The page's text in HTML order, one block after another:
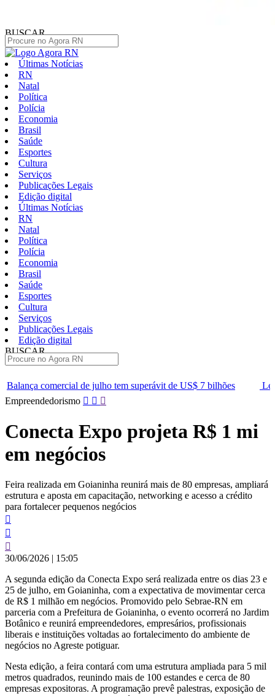
BUSCAR
Últimas Notícias
RN
Natal
Política
Polícia
Economia
Brasil
Saúde
Esportes
Cultura
Serviços
Publicações Legais
Edição digital
Últimas Notícias
RN
Natal
Política
Polícia
Economia
Brasil
Saúde
Esportes
Cultura
Serviços
Publicações Legais
Edição digital
BUSCAR
julho tem superávit de US$ 7 bilhões
Lei que aumenta punição
Pular
para
conteúdo
Empreendedorismo
Conecta Expo projeta R$ 1 mi
em negócios
Feira realizada em Goianinha reunirá mais de 80 empresas, ampliará
estrutura e aposta em capacitação, networking e acesso a crédito
para fortalecer pequenos negócios
30/06/2026 | 15:05
A segunda edição da Conecta Expo será realizada entre os dias 23 e
25 de julho, em Goianinha, com a expectativa de movimentar cerca
de R$ 1 milhão em negócios. Promovido pelo Sebrae-RN em
parceria com a Prefeitura de Goianinha, o evento ocorrerá no Jardim
Botânico e reunirá empreendedores, empresários, profissionais
liberais e instituições voltadas ao fortalecimento do ambiente de
negócios no Agreste potiguar.
Nesta edição, a feira contará com uma estrutura ampliada para 5 mil
metros quadrados, reunindo mais de 100 estandes e cerca de 80
empresas expositoras. A programação prevê palestras, exposição de